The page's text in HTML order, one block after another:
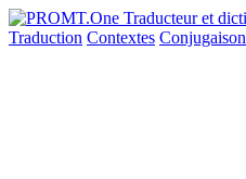
Traduction Contextes Conjugaison